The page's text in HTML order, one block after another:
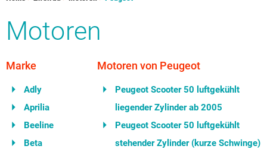
Motoren
Marke
Adly
Aprilia
Beeline
Beta
Motoren von Peugeot
Peugeot Scooter 50 luftgekühlt
liegender Zylinder ab 2005
Peugeot Scooter 50 luftgekühlt
stehender Zylinder (kurze Schwinge)